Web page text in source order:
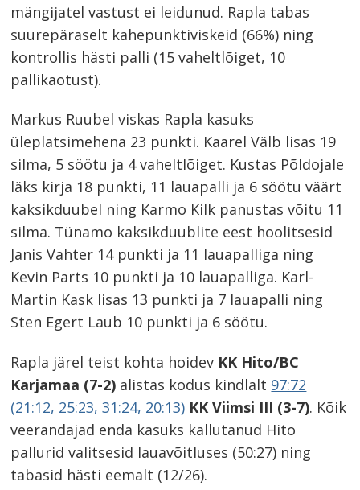
mängijatel vastust ei leidunud. Rapla tabas
suurepäraselt kahepunktiviskeid (66%) ning
kontrollis hästi palli (15 vaheltlõiget, 10
pallikaotust).
Markus Ruubel viskas Rapla kasuks
üleplatsimehena 23 punkti. Kaarel Välb lisas 19
silma, 5 söötu ja 4 vaheltlõiget. Kustas Põldojale
läks kirja 18 punkti, 11 lauapalli ja 6 söötu väärt
kaksikduubel ning Karmo Kilk panustas võitu 11
silma. Tünamo kaksikduublite eest hoolitsesid
Janis Vahter 14 punkti ja 11 lauapalliga ning
Kevin Parts 10 punkti ja 10 lauapalliga. Karl-
Martin Kask lisas 13 punkti ja 7 lauapalli ning
Sten Egert Laub 10 punkti ja 6 söötu.
Rapla järel teist kohta hoidev KK Hito/BC
Karjamaa (7-2) alistas kodus kindlalt 97:72
(21:12, 25:23, 31:24, 20:13) KK Viimsi III (3-7). Kõik
veerandajad enda kasuks kallutanud Hito
pallurid valitsesid lauavõitluses (50:27) ning
tabasid hästi eemalt (12/26).